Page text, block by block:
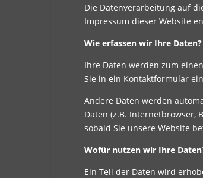
Die Datenverarbeitung auf
Impressum dieser Website
Wie erfassen wir Ihre Daten?
Ihre Daten werden zum
Sie in ein Kontaktformular
Andere Daten werden
Daten (z.B. Internetbrowser,
sobald Sie unsere Website
Wofür nutzen wir Ihre
Ein Teil der Daten wird